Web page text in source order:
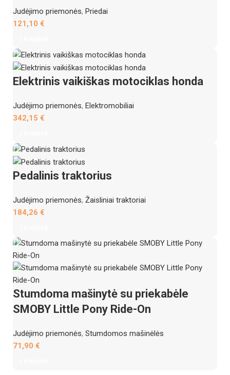
Judėjimo priemonės, Priedai
121,10 €
Elektrinis vaikiškas motociklas honda
Judėjimo priemonės, Elektromobiliai
342,15 €
Pedalinis traktorius
Judėjimo priemonės, Žaisliniai traktoriai
184,26 €
Stumdoma mašinytė su priekabėle
SMOBY Little Pony Ride-On
Judėjimo priemonės, Stumdomos mašinėlės
71,90 €